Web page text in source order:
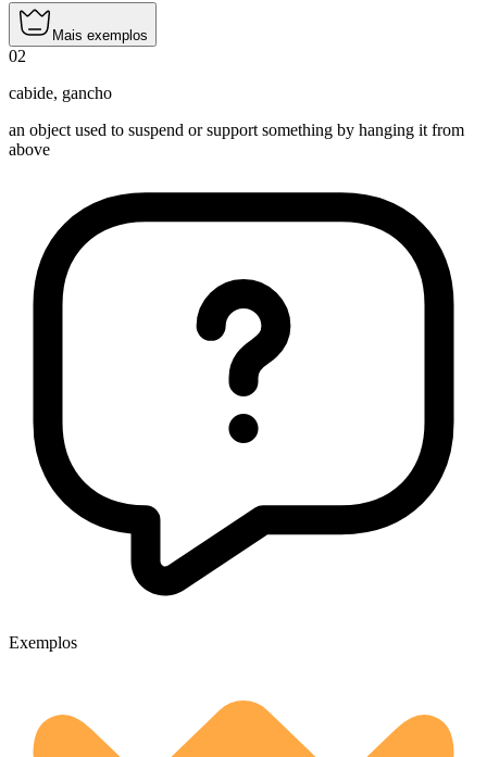
Mais exemplos
02
cabide, gancho
an object used to suspend or support something by hanging it from
above
Exemplos